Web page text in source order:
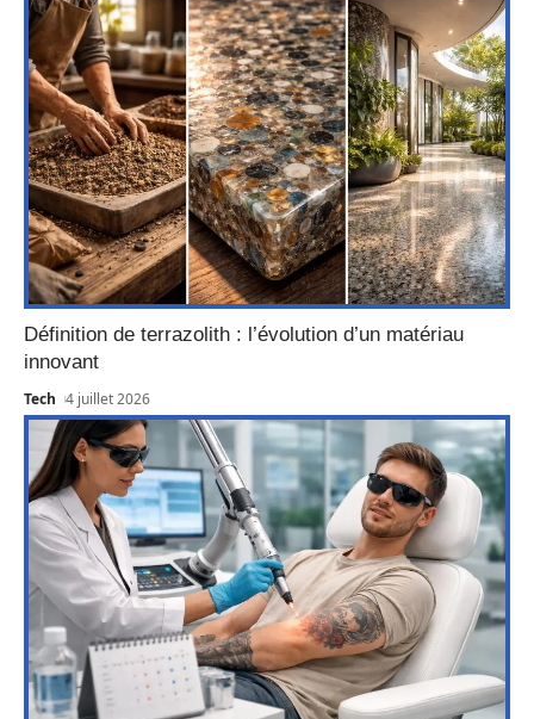
Définition de terrazolith : l’évolution d’un matériau
innovant
Tech 4 juillet 2026